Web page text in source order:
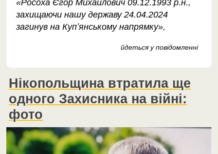
«Росоха Єгор Михайлович 09.12.1993 р.н.,
захищаючи нашу державу 24.04.2024
загинув на Купʼянському напрямку»,
йдеться у повідомленні
Нікопольщина втратила ще
одного Захисника на війні:
фото